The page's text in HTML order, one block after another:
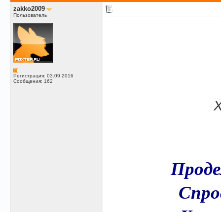
zakko2009
Пользователь
Регистрация: 03.09.2016
Сообщения: 162